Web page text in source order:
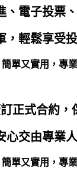
、電子投票
，輕鬆享受
正式合約，
心交由專業